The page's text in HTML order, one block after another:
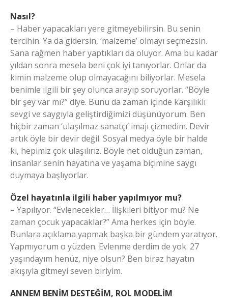
Nasıl?
– Haber yapacakları yere gitmeyebilirsin. Bu senin
tercihin. Ya da gidersin, ‘malzeme’ olmayı seçmezsin.
Sana rağmen haber yaptıkları da oluyor. Ama bu kadar
yıldan sonra mesela beni çok iyi tanıyorlar. Onlar da
kimin malzeme olup olmayacağını biliyorlar. Mesela
benimle ilgili bir şey olunca arayıp soruyorlar. “Böyle
bir şey var mı?” diye. Bunu da zaman içinde karşılıklı
sevgi ve saygıyla geliştirdiğimizi düşünüyorum. Ben
hiçbir zaman ‘ulaşılmaz sanatçı’ imajı çizmedim. Devir
artık öyle bir devir değil. Sosyal medya öyle bir halde
ki, hepimiz çok ulaşılırız. Böyle net olduğun zaman,
insanlar senin hayatına ve yaşama biçimine saygı
duymaya başlıyorlar.
Özel hayatınla ilgili haber yapılmıyor mu?
– Yapılıyor. “Evlenecekler… İlişkileri bitiyor mu? Ne
zaman çocuk yapacaklar?” Ama herkes için böyle.
Bunlara açıklama yapmak başka bir gündem yaratıyor.
Yapmıyorum o yüzden. Evlenme derdim de yok. 27
yaşındayım henüz, niye olsun? Ben biraz hayatın
akışıyla gitmeyi seven biriyim.
ANNEM BENİM DESTEĞİM, ROL MODELİM